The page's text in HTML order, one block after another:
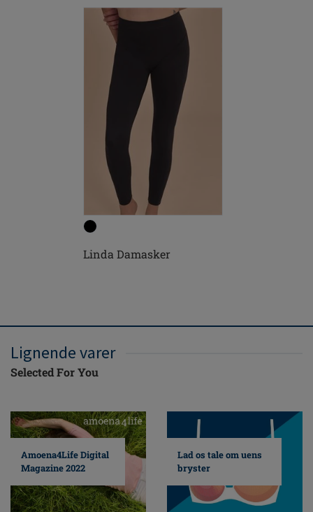
Linda Damasker
Lignende varer
Selected For You
Amoena4Life Digital
Magazine 2022
Lad os tale om uens
bryster